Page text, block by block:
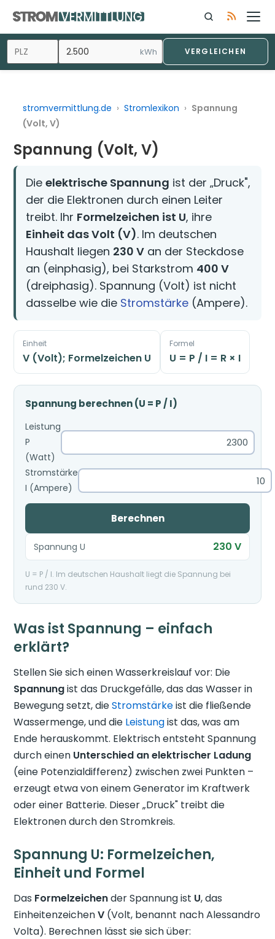
Inhalt
springen
kWh VERGLEICHEN
stromvermittlung.de › Stromlexikon › Spannung
(Volt, V)
Spannung (Volt, V)
Dieelektrische Spannung ist der „Druck",
der die Elektronen durch einen Leiter
treibt. Ihr Formelzeichen ist U, ihre
Einheit das Volt (V). Im deutschen
Haushalt liegen 230 V an der Steckdose
an (einphasig), bei Starkstrom 400 V
(dreiphasig). Spannung (Volt) ist nicht
dasselbe wie die Stromstärke (Ampere).
Einheit
V (Volt); Formelzeichen U
Formel
U = P / I = R × I
Spannung berechnen (U = P / I)
Leistung
P
(Watt)
Stromstärke
I (Ampere)
Berechnen
Spannung U 230 V
U = P / I. Im deutschen Haushalt liegt die Spannung bei
rund 230 V.
Was ist Spannung – einfach
erklärt?
Stellen Sie sich einen Wasserkreislauf vor: Die
Spannungist das Druckgefälle, das das Wasser in
Bewegung setzt, dieStromstärkeist die fließende
Wassermenge, und die Leistungist das, was am
Ende herauskommt. Elektrisch entsteht Spannung
durch einen Unterschied an elektrischer Ladung
(eine Potenzialdifferenz) zwischen zwei Punkten –
erzeugt etwa von einem Generator im Kraftwerk
oder einer Batterie. Dieser „Druck" treibt die
Elektronen durch den Stromkreis.
Spannung U: Formelzeichen,
Einheit und Formel
Das Formelzeichender Spannung ist U, das
EinheitenzeichenV (Volt, benannt nach Alessandro
Volta). Berechnen lässt sie sich über: